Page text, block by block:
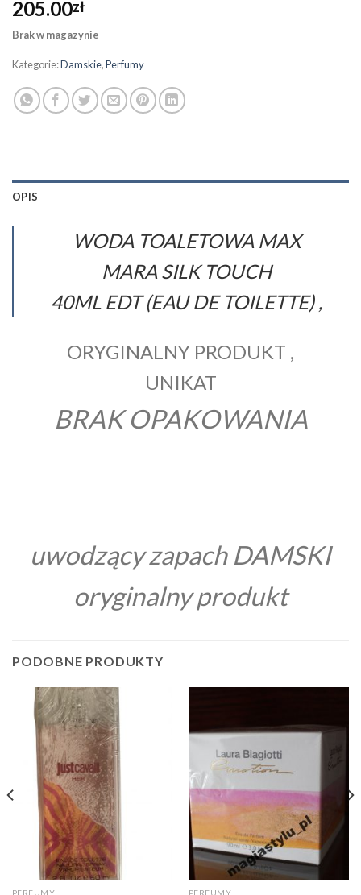
205.00zł
Brak w magazynie
Kategorie:Damskie,Perfumy
OPIS
WODA TOALETOWA MAX
MARA SILK TOUCH
40ML EDT (EAU DE TOILETTE) ,
ORYGINALNY PRODUKT ,
UNIKAT
BRAK OPAKOWANIA
uwodzący zapach DAMSKI
oryginalny produkt
PODOBNE PRODUKTY
PERFUMY PERFUMY